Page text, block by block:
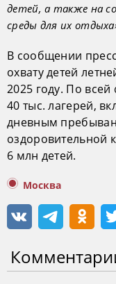
детей, а также на
среды для их
В сообщении
охвату детей
2025 году. По
40 тыс. лагерей,
дневным
оздоровительной
6 млн детей.
Москва